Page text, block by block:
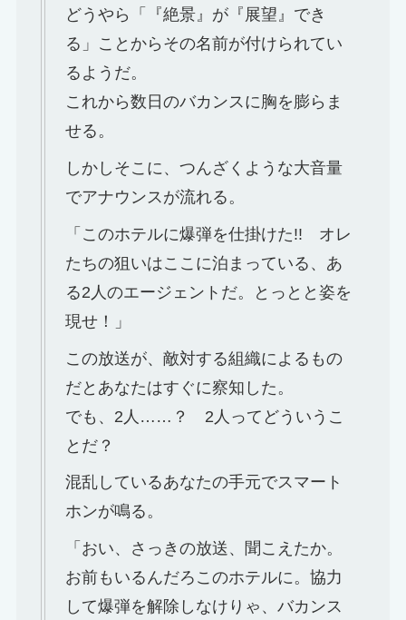
どうやら「『絶景』が『展望』でき
る」ことからその名前が付けられてい
るようだ。
これから数日のバカンスに胸を膨らま
せる。
しかしそこに、つんざくような大音量
でアナウンスが流れる。
「このホテルに爆弾を仕掛けた!! オレ
たちの狙いはここに泊まっている、あ
る2人のエージェントだ。とっとと姿を
現せ！」
この放送が、敵対する組織によるもの
だとあなたはすぐに察知した。
でも、2人……？ 2人ってどういうこ
とだ？
混乱しているあなたの手元でスマート
ホンが鳴る。
「おい、さっきの放送、聞こえたか。
お前もいるんだろこのホテルに。協力
して爆弾を解除しなけりゃ、バカンス